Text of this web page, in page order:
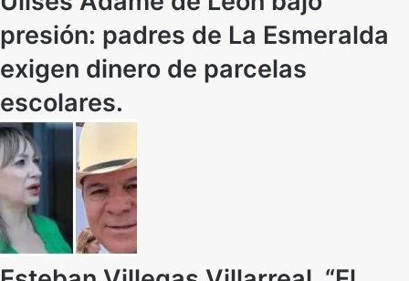
presión: padres de La Esmeralda
exigen dinero de parcelas
escolares.